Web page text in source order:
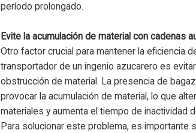
período prolongado.
Evite la acumulación de material con cadenas
Otro factor crucial para mantener la eficiencia
transportador de un ingenio azucarero es
obstrucción de material. La presencia de
provocar la acumulación de material, lo que
materiales y aumenta el tiempo de inactividad
Para solucionar este problema, es importante